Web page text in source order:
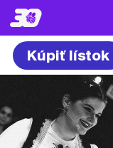
Kúpiť lístok